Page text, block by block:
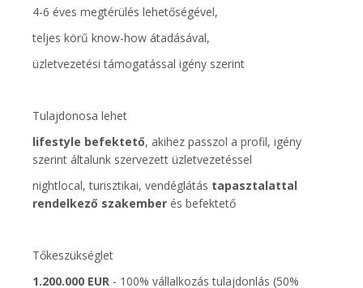
4-6 éves megtérülés lehetőségével,
teljes körű know-how átadásával,
üzletvezetési támogatással igény szerint
Tulajdonosa lehet
lifestyle befektető, akihez passzol a profil, igény
szerint általunk szervezett üzletvezetéssel
nightlocal, turisztikai, vendéglátás tapasztalattal
rendelkező szakember és befektető
Tőkeszükséglet
1.200.000 EUR - 100% vállalkozás tulajdonlás (50%